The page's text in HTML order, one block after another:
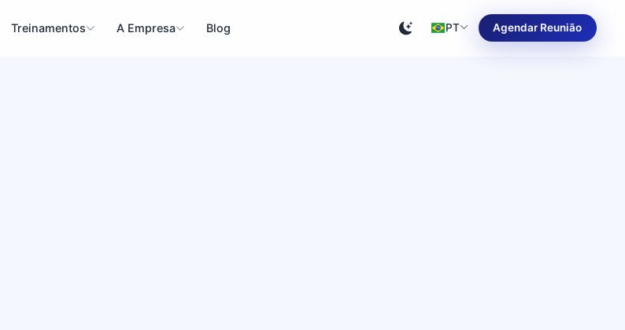
Treinamentos A Empresa Blog PT Agendar Reunião